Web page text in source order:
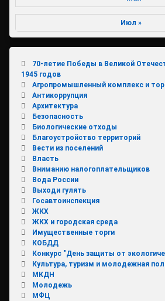
Июл »
70-летие Победы в Великой
1945 годов
Агропромышленный комплекс и
Антикоррупция
Архитектура
Безопасность
Биологические отходы
Благоустройство территорий
Вести из поселений
Власть
Вниманию налогоплательщиков
Вода России
Выходи гулять
Госавтоинспекция
ЖКХ
ЖКХ и городская среда
Имущественные торги
КОБДД
Конкурс "День защиты от
Культура, туризм и молодежная
МКДН
Молодежь
МФЦ